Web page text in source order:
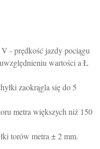
- prędkość jazdy pociągu
wartości a Ł
zaokrągla się do 5
metra większych niż 150
torów metra ± 2 mm.